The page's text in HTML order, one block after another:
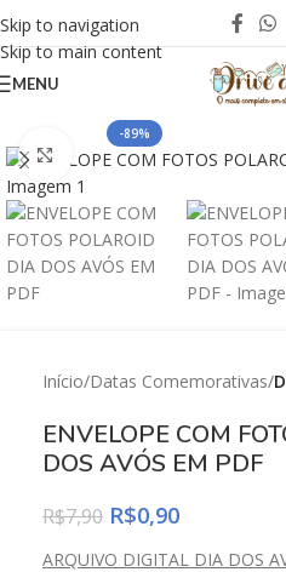
Skip to navigation
Skip to main content
MENU
-89%
Click to enlarge
Início Datas Comemorativas
ENVELOPE COM
DOS AVÓS EM PDF
R$7,90 R$0,90
ARQUIVO DIGITAL DIA DOS